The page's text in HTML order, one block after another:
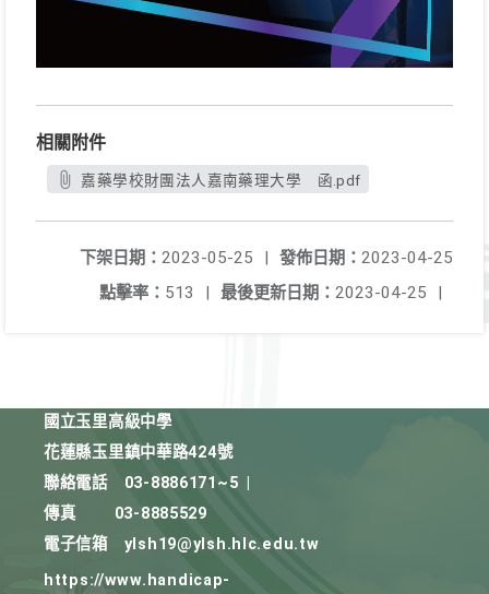
相關附件
嘉藥學校財團法人嘉南藥理大學 函.pdf
發佈日期： 2023-04-25
下架日期： 2023-05-25
|
最後更新日期： 2023-04-25 |
點擊率： 513 |
國立玉里高級中學
花蓮縣玉里鎮中華路424號
聯絡電話
03-8886171~5
傳真
03-8885529
電子信箱
ylsh19@ylsh.hlc.edu.tw
https://www.handicap-